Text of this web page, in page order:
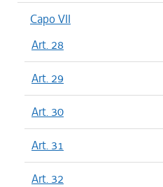
Capo VII
Art. 28
Art. 29
Art. 30
Art. 31
Art. 32